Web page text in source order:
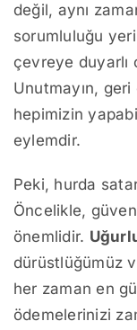
değil, aynı
sorumluluğu
çevreye duyarlı
Unutmayın,
hepimizin
eylemdir.
Peki, hurda
Öncelikle,
önemlidir.
dürüstlüğümüz
her zaman en
ödemelerinizi